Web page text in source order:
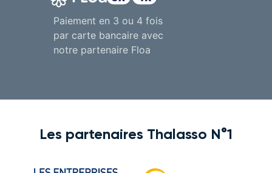
Paiement en 3 ou 4 fois
par carte bancaire avec
notre partenaire Floa
Les partenaires Thalasso N°1